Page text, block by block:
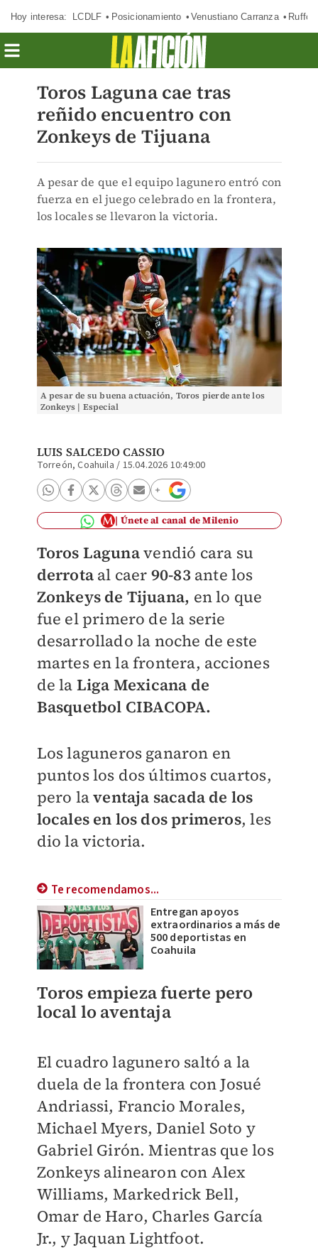
Hoy interesa: LCDLF Posicionamiento Venustiano Carranza Ruffo
Toros Laguna cae tras
reñido encuentro con
Zonkeys de Tijuana
A pesar de que el equipo lagunero entró con
fuerza en el juego celebrado en la frontera,
los locales se llevaron la victoria.
A pesar de su buena actuación, Toros pierde ante los
Zonkeys | Especial
LUIS SALCEDO CASSIO
Torreón, Coahuila / 15.04.2026 10:49:00
Únete al canal de Milenio
Toros Lagunavendió cara su
derrotaal caer 90-83 ante los
Zonkeys de Tijuana, en lo que
fue el primero de la serie
desarrollado la noche de este
martes en la frontera, acciones
de la Liga Mexicana de
Basquetbol CIBACOPA.
Los laguneros ganaron en
puntos los dos últimos cuartos,
pero laventaja sacada de los
locales en los dos primeros, les
dio la victoria.
Te recomendamos...
Entregan apoyos
extraordinarios a más de
500 deportistas en
Coahuila
Toros empieza fuerte pero
local lo aventaja
El cuadro lagunero saltó a la
duela de la frontera con Josué
Andriassi, Francio Morales,
Michael Myers, Daniel Soto y
Gabriel Girón. Mientras que los
Zonkeys alinearon con Alex
Williams, Markedrick Bell,
Omar de Haro, Charles García
Jr., y Jaquan Lightfoot.